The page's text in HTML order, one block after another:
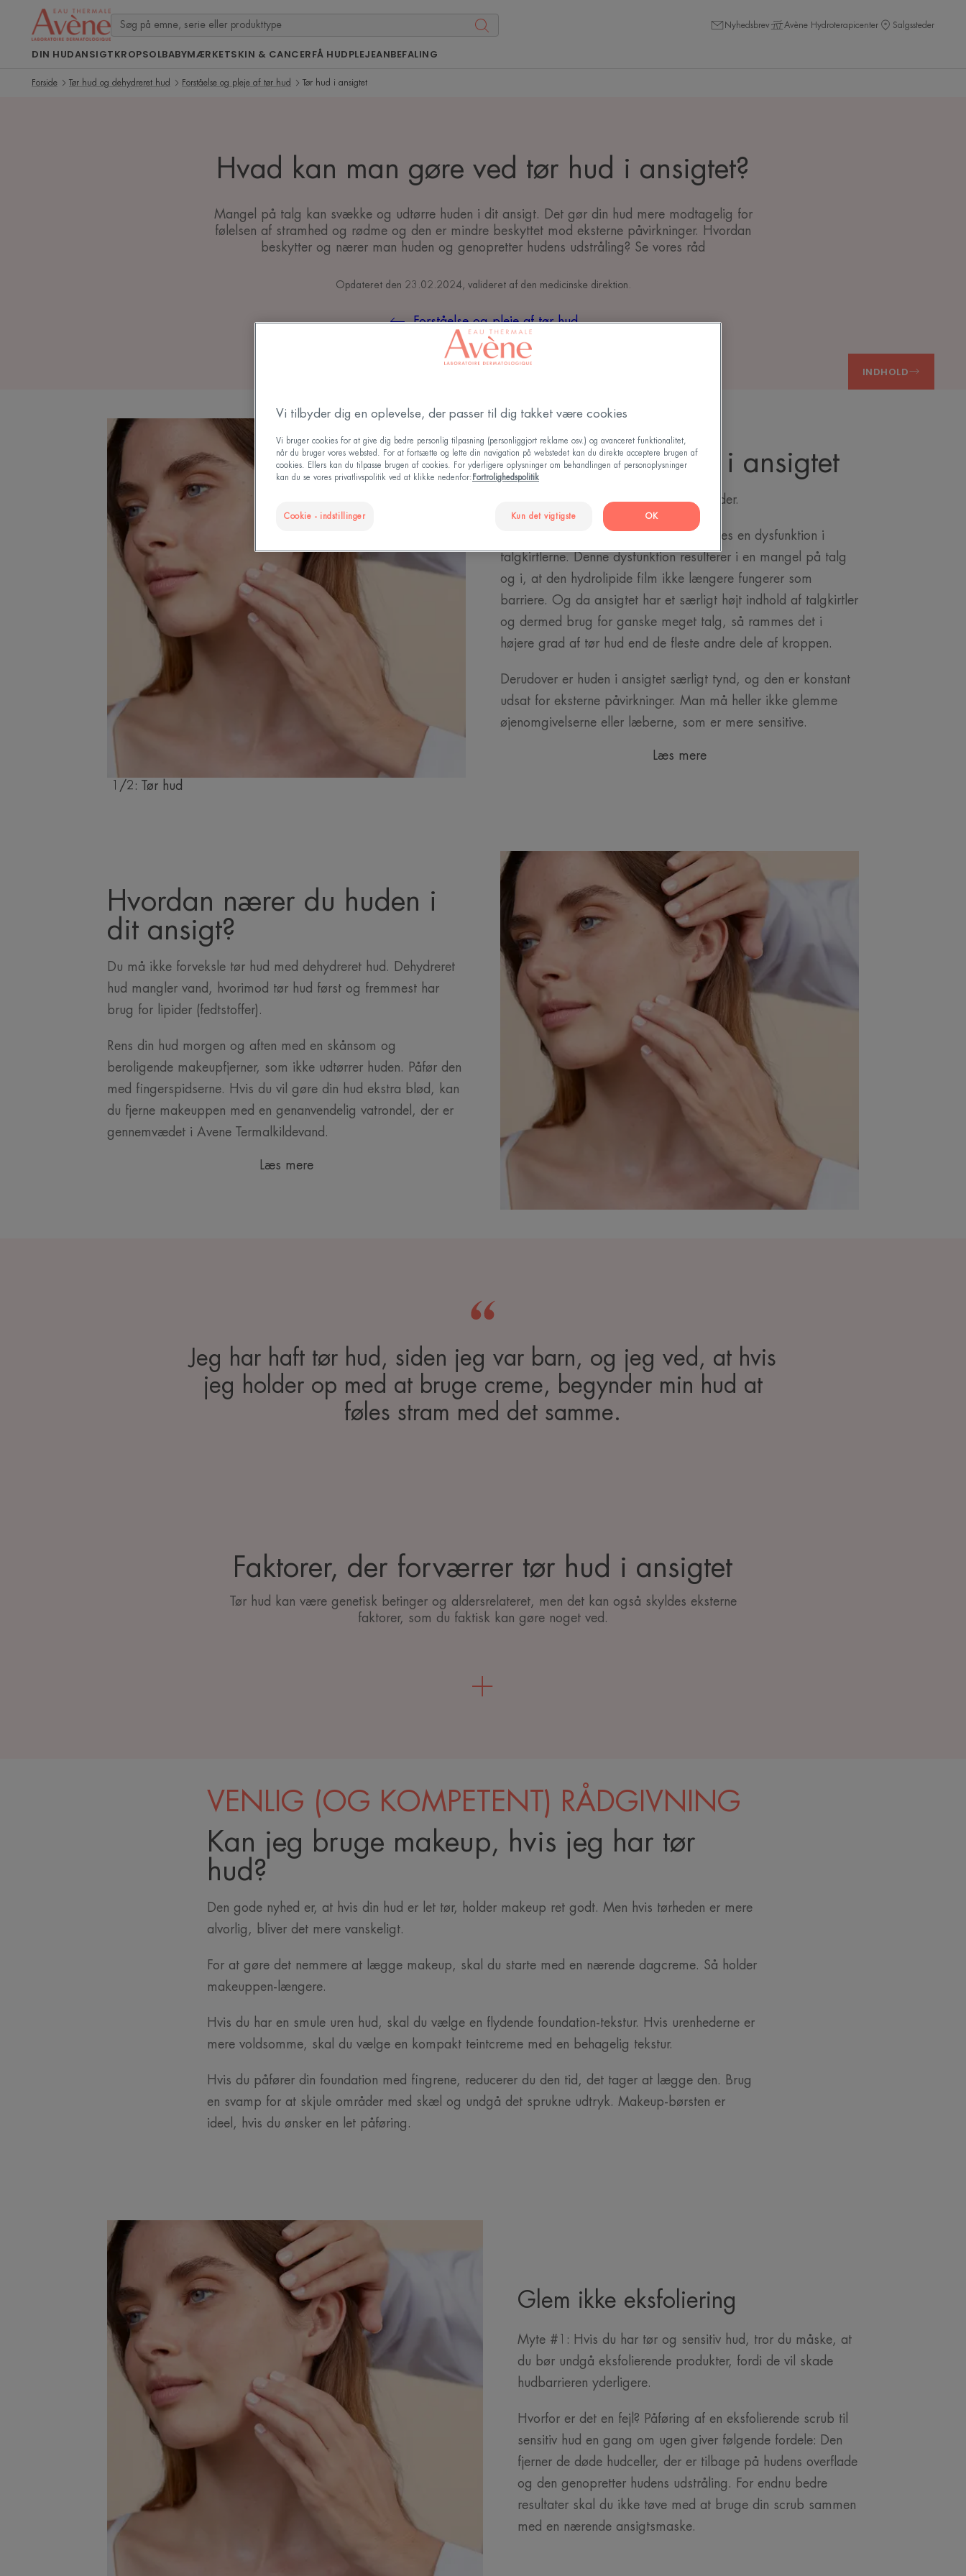
Nyhedsbrev Avène Hydroterapicenter Salgssteder
DIN HUDANSIGTKROPSOLBABYMÆRKETSKIN & CANCERFÅ HUDPLEJEANBEFALING
Forside Tør hud og dehydreret hud Forståelse og pleje af tør hud Tør hud i ansigtet
Hvad kan man gøre ved tør hud i ansigtet?
Mangel på talg kan svække og udtørre huden i dit ansigt. Det gør din hud mere modtagelig for
følelsen af stramhed og rødme og den er mindre beskyttet mod eksterne påvirkninger. Hvordan
beskytter og nærer man huden og genopretter hudens udstråling? Se vores råd
Opdateret den 23.02.2024, valideret af den medicinske direktion
Forståelse og pleje af tør hud
INDHOLD
1/2: Tør hud
Identificer tør hud i ansigtet
Huden i ansigtet er unik på mange måder.
Det er vigtigt at huske, at tør hud skyldes en dysfunktion i
talgkirtlerne. Denne dysfunktion resulterer i en mangel på talg
og i, at den hydrolipide film ikke længere fungerer som
barriere. Og da ansigtet har et særligt højt indhold af talgkirtler
og dermed brug for ganske meget talg, så rammes det i
højere grad af tør hud end de fleste andre dele af kroppen.
Derudover er huden i ansigtet særligt tynd, og den er konstant
udsat for eksterne påvirkninger. Man må heller ikke glemme
øjenomgivelserne eller læberne, som er mere sensitive.
Læs mere
Hvordan nærer du huden i
dit ansigt?
Du må ikke forveksle tør hud med dehydreret hud. Dehydreret
hud mangler vand, hvorimod tør hud først og fremmest har
brug for lipider (fedtstoffer).
Rens din hud morgen og aften med en skånsom og
beroligende makeupfjerner, som ikke udtørrer huden. Påfør den
med fingerspidserne. Hvis du vil gøre din hud ekstra blød, kan
du fjerne makeuppen med en genanvendelig vatrondel, der er
gennemvædet i Avene Termalkildevand.
Læs mere
Jeg har haft tør hud, siden jeg var barn, og jeg ved, at hvis
jeg holder op med at bruge creme, begynder min hud at
føles stram med det samme.
Faktorer, der forværrer tør hud i ansigtet
Tør hud kan være genetisk betinger og aldersrelateret, men det kan også skyldes eksterne
faktorer, som du faktisk kan gøre noget ved.
VENLIG (OG KOMPETENT) RÅDGIVNING
Kan jeg bruge makeup, hvis jeg har tør
hud?
Den gode nyhed er, at hvis din hud er let tør, holder makeup ret godt. Men hvis tørheden er mere
alvorlig, bliver det mere vanskeligt.
For at gøre det nemmere at lægge makeup, skal du starte med en nærende dagcreme. Så holder
makeuppen-længere.
Hvis du har en smule uren hud, skal du vælge en flydende foundation-tekstur. Hvis urenhederne er
mere voldsomme, skal du vælge en kompakt teintcreme med en behagelig tekstur.
Hvis du påfører din foundation med fingrene, reducerer du den tid, det tager at lægge den. Brug
en svamp for at skjule områder med skæl og undgå det sprukne udtryk. Makeup-børsten er
ideel, hvis du ønsker en let påføring.
Glem ikke eksfoliering
Myte #1: Hvis du har tør og sensitiv hud, tror du måske, at
du bør undgå eksfolierende produkter, fordi de vil skade
hudbarrieren yderligere.
Hvorfor er det en fejl? Påføring af en eksfolierende scrub til
sensitiv hud en gang om ugen giver følgende fordele: Den
fjerner de døde hudceller, der er tilbage på hudens overflade
og den genopretter hudens udstråling. For endnu bedre
resultater skal du ikke tøve med at bruge din scrub sammen
med en nærende ansigtsmaske.
Vi tilbyder dig en oplevelse, der passer til dig takket være cookies
Vi bruger cookies for at give dig bedre personlig tilpasning (personliggjort reklame osv.) og avanceret funktionalitet,
når du bruger vores websted. For at fortsætte og lette din navigation på webstedet kan du direkte acceptere brugen af
cookies. Ellers kan du tilpasse brugen af cookies. For yderligere oplysninger om behandlingen af personoplysninger
kan du se vores privatlivspolitik ved at klikke nedenfor: Fortrolighedspolitik
Cookie - indstillinger Kun det vigtigste OK